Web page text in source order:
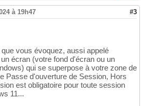
à 19h47 #3
vous évoquez, aussi appelé
écran (votre fond d'écran ou un
qui se superpose à votre zone de
Passe d'ouverture de Session, Hors
est obligatoire pour toute session
11...